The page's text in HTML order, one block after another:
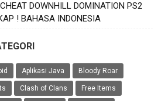
DOWNHILL DOMINATION PS2
! BAHASA INDONESIA
Aplikasi Java Bloody Roar
Clash of Clans Free Items